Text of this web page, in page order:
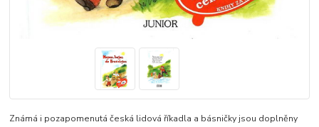
Známá i pozapomenutá česká lidová říkadla a básničky jsou doplněny